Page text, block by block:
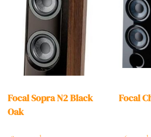
Focal Sopra N2 Black
Oak
Focal